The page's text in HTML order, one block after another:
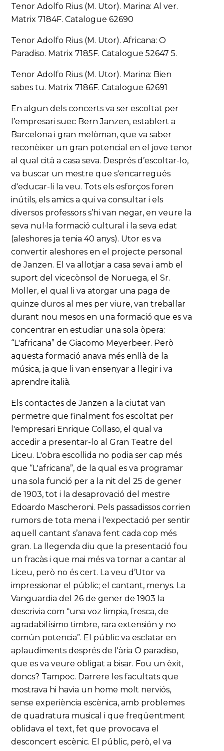
Tenor Adolfo Rius (M. Utor). Marina: Al ver.
Matrix 7184F. Catalogue 62690
Tenor Adolfo Rius (M. Utor). Africana: O
Paradiso. Matrix 7185F. Catalogue 52647 5.
Tenor Adolfo Rius (M. Utor). Marina: Bien
sabes tu. Matrix 7186F. Catalogue 62691
En algun dels concerts va ser escoltat per
l’empresari suec Bern Janzen, establert a
Barcelona i gran melòman, que va saber
reconèixer un gran potencial en el jove tenor
al qual cità a casa seva. Després d’escoltar-lo,
va buscar un mestre que s'encarregués
d'educar-li la veu. Tots els esforços foren
inútils, els amics a qui va consultar i els
diversos professors s’hi van negar, en veure la
seva nul·la formació cultural i la seva edat
(aleshores ja tenia 40 anys). Utor es va
convertir aleshores en el projecte personal
de Janzen. El va allotjar a casa seva i amb el
suport del vicecònsol de Noruega, el Sr.
Moller, el qual li va atorgar una paga de
quinze duros al mes per viure, van treballar
durant nou mesos en una formació que es va
concentrar en estudiar una sola òpera:
“L'africana” de Giacomo Meyerbeer. Però
aquesta formació anava més enllà de la
música, ja que li van ensenyar a llegir i va
aprendre italià.
Els contactes de Janzen a la ciutat van
permetre que finalment fos escoltat per
l'empresari Enrique Collaso, el qual va
accedir a presentar-lo al Gran Teatre del
Liceu. L'obra escollida no podia ser cap més
que “L'africana”, de la qual es va programar
una sola funció per a la nit del 25 de gener
de 1903, tot i la desaprovació del mestre
Edoardo Mascheroni. Pels passadissos corrien
rumors de tota mena i l'expectació per sentir
aquell cantant s’anava fent cada cop més
gran. La llegenda diu que la presentació fou
un fracàs i que mai més va tornar a cantar al
Liceu, però no és cert. La veu d’Utor va
impressionar el públic; el cantant, menys. La
Vanguardia del 26 de gener de 1903 la
descrivia com “una voz limpia, fresca, de
agradabilísimo timbre, rara extensión y no
común potencia”. El públic va esclatar en
aplaudiments després de l'ària O paradiso,
que es va veure obligat a bisar. Fou un èxit,
doncs? Tampoc. Darrere les facultats que
mostrava hi havia un home molt nerviós,
sense experiència escènica, amb problemes
de quadratura musical i que freqüentment
oblidava el text, fet que provocava el
desconcert escènic. El públic, però, el va